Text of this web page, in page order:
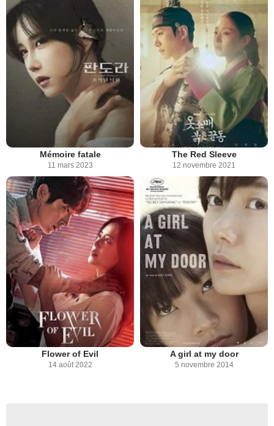
Mémoire fatale
11 mars 2023
The Red Sleeve
12 novembre 2021
Flower of Evil
14 août 2022
A girl at my door
5 novembre 2014